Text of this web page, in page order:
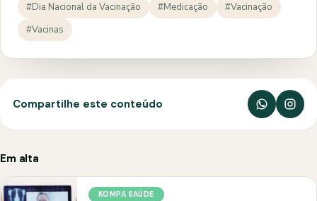
#Dia Nacional da Vacinação #Medicação
#Vacinação
#Vacinas
Compartilhe este conteúdo
Em alta
KOMPA SAÚDE